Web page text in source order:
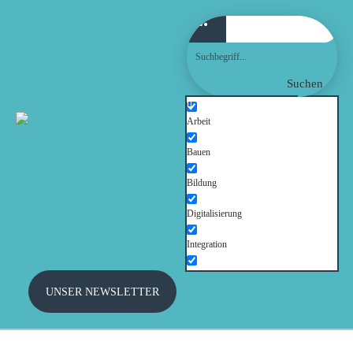
Suchen
Arbeit
Bauen
Bildung
Digitalisierung
Integration
Kinder und Jugendliche
UNSER NEWSLETTER
WILLKOMMEN!
FRAKTION
AUSSCHÜSSE
PRESSE
TERMINE